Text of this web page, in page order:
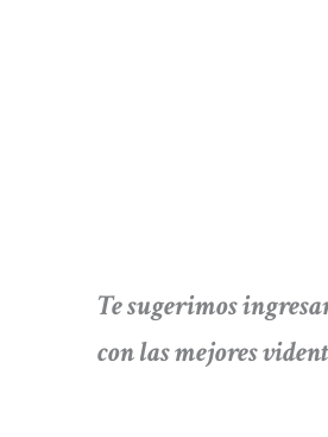
Te sugerimos
con las mejores